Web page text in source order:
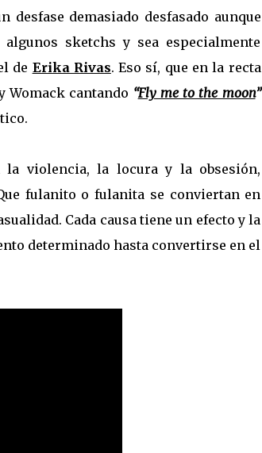
desfase demasiado desfasado aunque
sketchs y sea especialmente
de Erika Rivas. Eso sí, que en la recta
Womack cantando “Fly me to the moon”
la violencia, la locura y la obsesión,
fulanito o fulanita se conviertan en
Cada causa tiene un efecto y la
determinado hasta convertirse en el